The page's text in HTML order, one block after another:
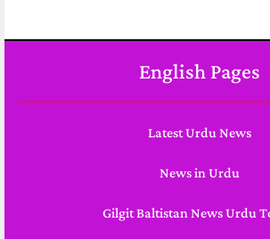
English Pages
Latest Urdu News
News in Urdu
Gilgit Baltistan News Urdu